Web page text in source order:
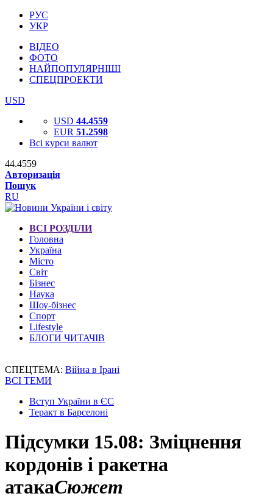
РУС
УКР
ВІДЕО
ФОТО
НАЙПОПУЛЯРНІШІ
СПЕЦПРОЕКТИ
USD
USD 44.4559
EUR 51.2598
Всі курси валют
44.4559
Авторизація
Пошук
RU
ВСІ РОЗДІЛИ
Головна
Україна
Місто
Світ
Бізнес
Наука
Шоу-бізнес
Спорт
Lifestyle
БЛОГИ ЧИТАЧІВ
СПЕЦТЕМА: Війна в Ірані
ВСІ ТЕМИ
Вступ України в ЄС
Теракт в Барселоні
Підсумки 15.08: Зміцнення
кордонів і ракетна
атакаСюжет